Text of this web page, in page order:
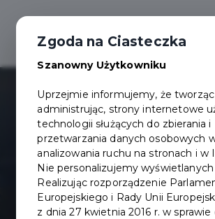
Zgoda na Ciasteczka
Szanowny Użytkowniku
Uprzejmie informujemy, że tworząc
administrując, strony internetowe
technologii służących do zbierania i
przetwarzania danych osobowych
analizowania ruchu na stronach i w
Nie personalizujemy wyświetlanych
Realizując rozporządzenie
Europejskiego i Rady Unii
z dnia 27 kwietnia 2016 r. w